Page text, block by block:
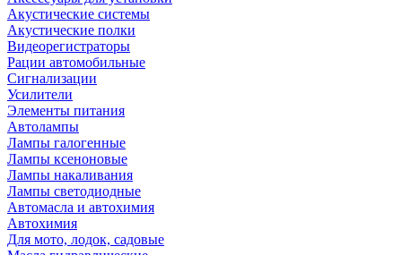
Акустические системы
Акустические полки
Видеорегистраторы
Рации автомобильные
Сигнализации
Усилители
Элементы питания
Автолампы
Лампы галогенные
Лампы ксеноновые
Лампы накаливания
Лампы светодиодные
Автомасла и автохимия
Автохимия
Для мото, лодок, садовые